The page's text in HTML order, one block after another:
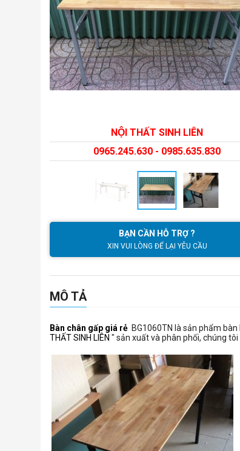
NỘI THẤT SINH LIÊN
0965.245.630 - 0985.635.830
BẠN CẦN HỖ TRỢ ?
XIN VUI LÒNG ĐỂ LẠI YÊU CẦU
MÔ TẢ
Bàn chân gấp giá rẻ BG1060TN là sản phẩm
THẤT SINH LIÊN " sản xuất và phân phối, chúng